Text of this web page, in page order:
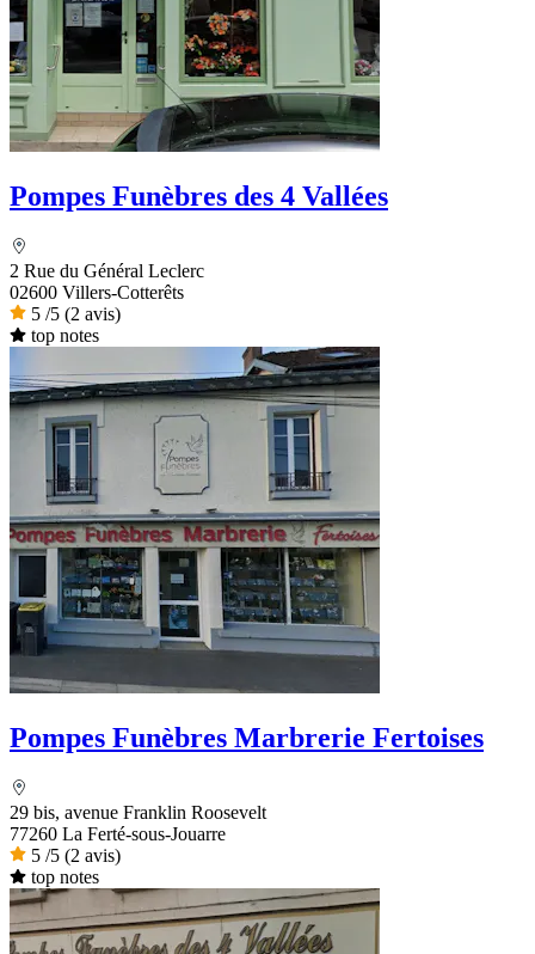
Pompes Funèbres des 4 Vallées
2 Rue du Général Leclerc
02600 Villers-Cotterêts
5 /5 (2 avis)
top notes
Pompes Funèbres Marbrerie Fertoises
29 bis, avenue Franklin Roosevelt
77260 La Ferté-sous-Jouarre
5 /5 (2 avis)
top notes